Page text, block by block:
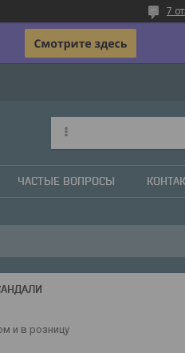
7
ЧАСТЫЕ ВОПРОСЫ
и в розницу